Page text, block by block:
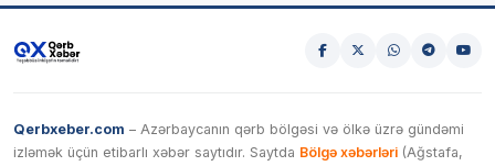
Qerbxeber.com – Azərbaycanın qərb bölgəsi və ölkə üzrə gündəmi
izləmək üçün etibarlı xəbər saytıdır. Saytda Bölgə xəbərləri (Ağstafa,